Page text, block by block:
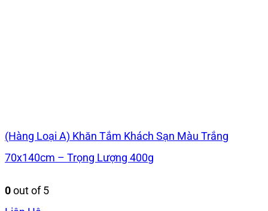
(Hàng Loại A) Khăn Tắm Khách Sạn Màu Trắng
70x140cm – Trọng Lượng 400g
0out of 5